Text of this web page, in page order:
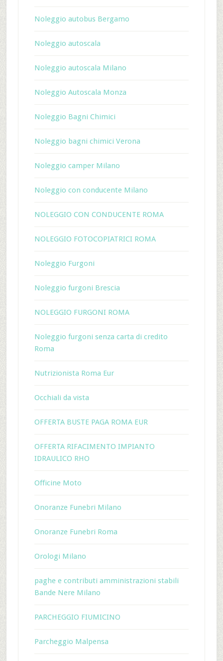
Noleggio autobus Bergamo
Noleggio autoscala
Noleggio autoscala Milano
Noleggio Autoscala Monza
Noleggio Bagni Chimici
Noleggio bagni chimici Verona
Noleggio camper Milano
Noleggio con conducente Milano
NOLEGGIO CON CONDUCENTE ROMA
NOLEGGIO FOTOCOPIATRICI ROMA
Noleggio Furgoni
Noleggio furgoni Brescia
NOLEGGIO FURGONI ROMA
Noleggio furgoni senza carta di credito
Roma
Nutrizionista Roma Eur
Occhiali da vista
OFFERTA BUSTE PAGA ROMA EUR
OFFERTA RIFACIMENTO IMPIANTO
IDRAULICO RHO
Officine Moto
Onoranze Funebri Milano
Onoranze Funebri Roma
Orologi Milano
paghe e contributi amministrazioni stabili
Bande Nere Milano
PARCHEGGIO FIUMICINO
Parcheggio Malpensa